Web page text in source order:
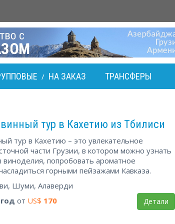
/ НА ЗАКАЗ ТРАНСФЕРЫ
тур в Кахетию из Тбилиси
тур в Кахетию – это увлекательное
части Грузии, в котором можно узнать
виноделия, попробовать ароматное
горными пейзажами Кавказа.
Шуми, Алаверди
от US$ 170 Детали